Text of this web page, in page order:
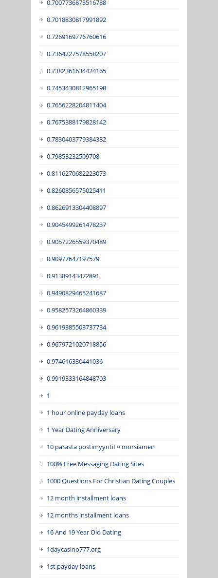
0.7007736873516788
0.7018830817991892
0.7269169776760616
0.7364227578558207
0.7382361634424165
0.7453430812965198
0.7656228204811404
0.7675388179828142
0.7830403779384382
0.79853232509708
0.8116270682223073
0.8260856575025411
0.8626913304408897
0.9045499261478237
0.9057226559370489
0.90977647197579
0.91389143472891
0.9490829465241687
0.9582573264860339
0.9619385503737734
0.9679721020718856
0.974616330441036
0.9919333164848703
1
1 hour online payday loans
1 Year Dating Anniversary
10 parasta postimyyntiГ¤ morsiamen
100% Free Messaging Dating Sites
1000 Questions For Christian Dating Couples
12 month installment loans
12 months installment loans
16 And 19 Year Old Dating
1daycasino777.org
1st payday loans